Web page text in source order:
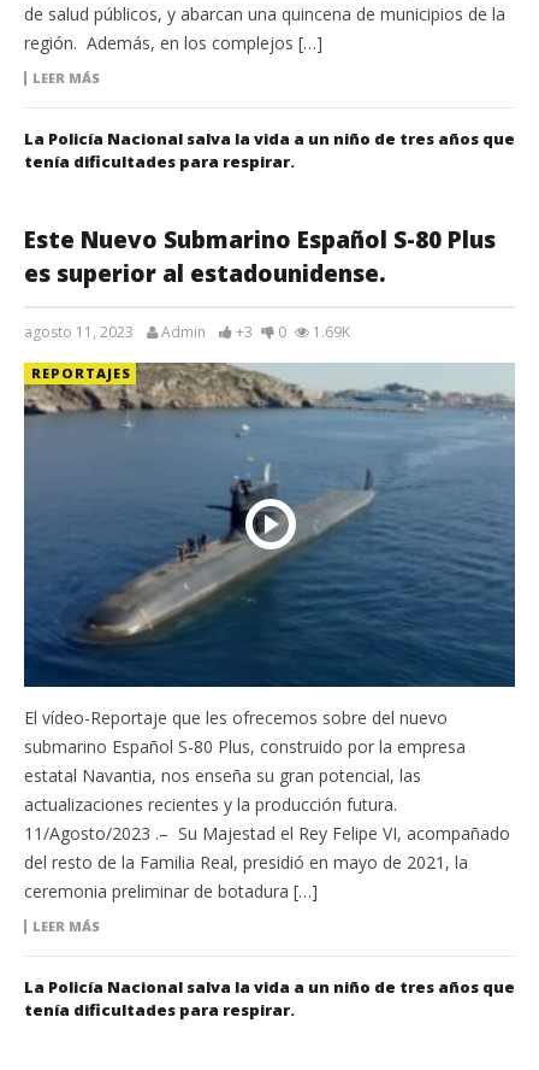
de salud públicos, y abarcan una quincena de municipios de la
región. Además, en los complejos […]
LEER MÁS
La Policía Nacional salva la vida a un niño de tres años que
tenía dificultades para respirar.
Este Nuevo Submarino Español S-80 Plus
es superior al estadounidense.
agosto 11, 2023 Admin +3 0 1.69K
REPORTAJES
El vídeo-Reportaje que les ofrecemos sobre del nuevo
submarino Español S-80 Plus, construido por la empresa
estatal Navantia, nos enseña su gran potencial, las
actualizaciones recientes y la producción futura.
11/Agosto/2023 .– Su Majestad el Rey Felipe VI, acompañado
del resto de la Familia Real, presidió en mayo de 2021, la
ceremonia preliminar de botadura […]
LEER MÁS
La Policía Nacional salva la vida a un niño de tres años que
tenía dificultades para respirar.